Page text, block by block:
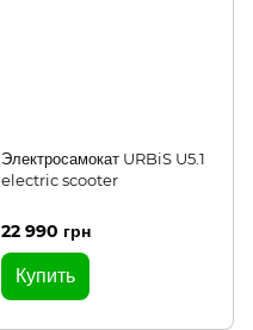
Электросамокат URBiS U5.1
electric scooter
22 990 грн
Купить